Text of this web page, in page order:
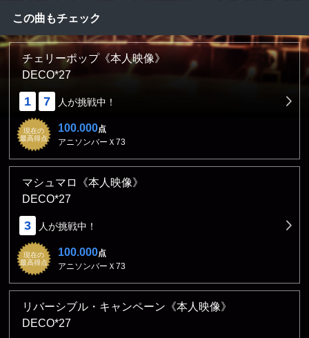
この曲もチェック
チェリーポップ《本人映像》
DECO*27
1 7 人が挑戦中！
現在の
最高得点
100.000点
アニソンバーＸ73
マシュマロ《本人映像》
DECO*27
3 人が挑戦中！
現在の
最高得点
100.000点
アニソンバーＸ73
リバーシブル・キャンペーン《本人映像》
DECO*27